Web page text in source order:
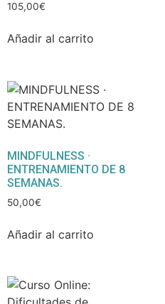
105,00€
Añadir al carrito
MINDFULNESS ·
ENTRENAMIENTO DE 8
SEMANAS.
50,00€
Añadir al carrito